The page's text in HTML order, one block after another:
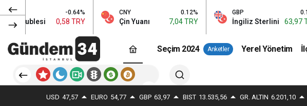
-0.64%
TRY
CNY 0.12%
Çin Yuanı 7,04 TRY
GBP 0.13%
İngiliz Sterlini 63,97 TRY
Seçim 2024 Anketler Yerel Yönetim
USD 47,57 EURO 54,77 GBP 63,97 BIST 13.535,56 GR. ALTIN 6.201,10